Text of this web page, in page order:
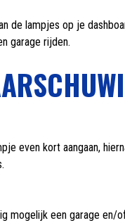
de lampjes op je
garage rijden.
even kort aangaan,
mogelijk een garage